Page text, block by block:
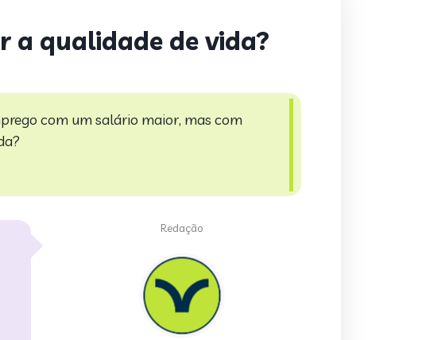
a qualidade de vida?
com um salário maior, mas com
Redação